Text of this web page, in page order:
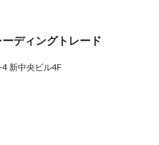
種から転職し
女性社員が語る、HID
ディングトレード
4 新中央ビル4F